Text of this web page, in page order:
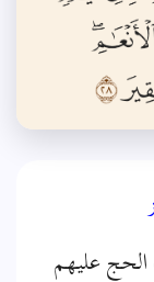
الحج عليهم